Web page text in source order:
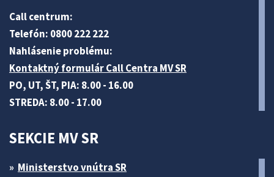
Call centrum:
Telefón: 0800 222 222
Nahlásenie problému:
Kontaktný formulár Call Centra MV SR
PO, UT, ŠT, PIA: 8.00 - 16.00
STREDA: 8.00 - 17.00
SEKCIE MV SR
Ministerstvo vnútra SR